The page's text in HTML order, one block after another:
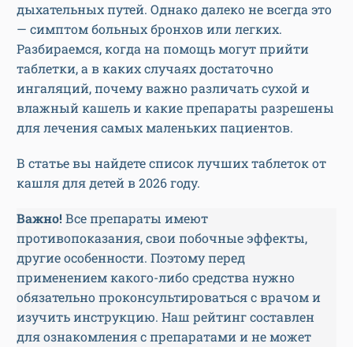
дыхательных путей. Однако далеко не всегда это
— симптом больных бронхов или легких.
Разбираемся, когда на помощь могут прийти
таблетки, а в каких случаях достаточно
ингаляций, почему важно различать сухой и
влажный кашель и какие препараты разрешены
для лечения самых маленьких пациентов.
В статье вы найдете список лучших таблеток от
кашля для детей в 2026 году.
Важно! Все препараты имеют
противопоказания, свои побочные эффекты,
другие особенности. Поэтому перед
применением какого-либо средства нужно
обязательно проконсультироваться с врачом и
изучить инструкцию. Наш рейтинг составлен
для ознакомления с препаратами и не может